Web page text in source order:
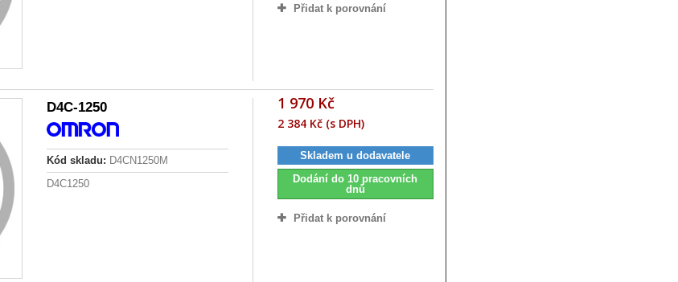
Přidat k porovnání
D4C-1250
Kód skladu: D4CN1250M
D4C1250
1 970 Kč
2 384 Kč (s DPH)
Skladem u dodavatele
Dodání do 10 pracovních
dnů
Přidat k porovnání